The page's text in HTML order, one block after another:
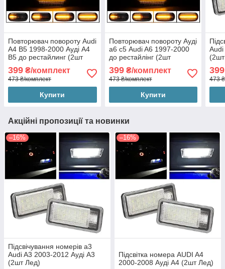
Повторювач повороту Audi
A4 B5 1998-2000 Ауді А4
B5 до рестайлинг (2шт
399 ₴/комплект
473 ₴/комплект
Купити
Повторювач повороту Ауді
а6 с5 Audi A6 1997-2000
до рестайлінг (2шт
399₴/комплект
473 ₴/комплект
Купити
Audi
399
473
Акційні пропозиції та новинки
–16%
Підсвічування номерів а3
Audi A3 2003-2012 Ауді А3
(2шт Лед)
–16%
Підсвітка номера AUDI A4
2000-2008 Ауді А4 (2шт Лед)